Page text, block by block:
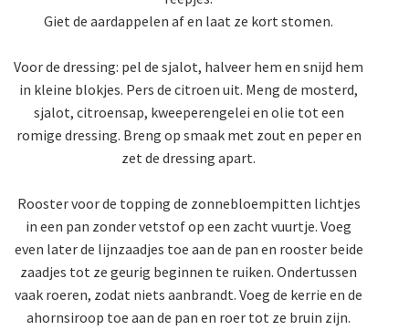
Giet de aardappelen af en laat ze kort stomen.
Voor de dressing: pel de sjalot, halveer hem en snijd hem
in kleine blokjes. Pers de citroen uit. Meng de mosterd,
sjalot, citroensap, kweeperengelei en olie tot een
romige dressing. Breng op smaak met zout en peper en
zet de dressing apart.
Rooster voor de topping de zonnebloempitten lichtjes
in een pan zonder vetstof op een zacht vuurtje. Voeg
even later de lijnzaadjes toe aan de pan en rooster beide
zaadjes tot ze geurig beginnen te ruiken. Ondertussen
vaak roeren, zodat niets aanbrandt. Voeg de kerrie en de
ahornsiroop toe aan de pan en roer tot ze bruin zijn.